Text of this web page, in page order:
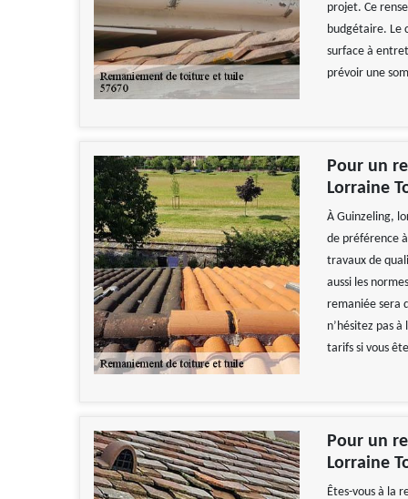
projet. Ce
budgétaire. Le
surface à
prévoir une
Pour un
Lorraine
À Guinzeling,
de préférence
travaux de
aussi les
remaniée sera
n’hésitez pas
tarifs si vous
Pour un
Lorraine
Êtes-vous à la